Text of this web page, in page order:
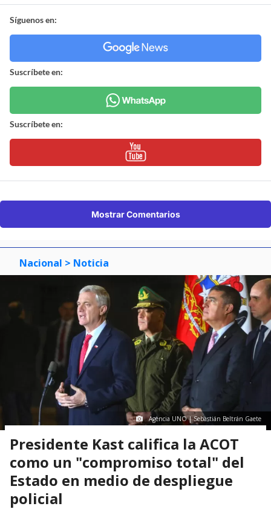
Síguenos en:
Suscríbete en:
Suscríbete en:
Mostrar Comentarios
Nacional > Noticia
Agencia UNO | Sebastián Beltrán Gaete
Presidente Kast califica la ACOT
como un "compromiso total" del
Estado en medio de despliegue
policial